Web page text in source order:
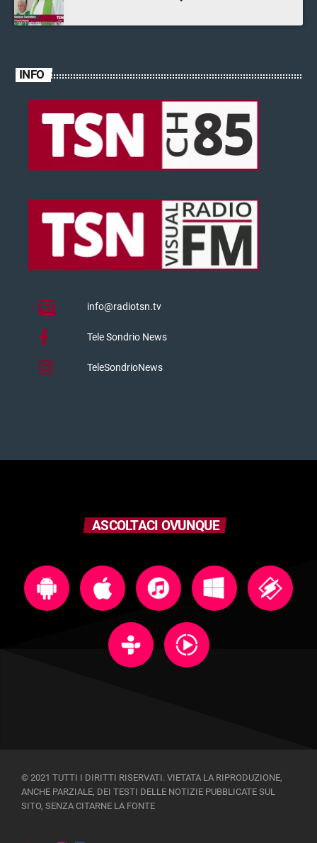
INFO
info@radiotsn.tv
Tele Sondrio News
TeleSondrioNews
ASCOLTACI OVUNQUE
© 2021 TUTTI I DIRITTI RISERVATI. VIETATA LA RIPRODUZIONE,
ANCHE PARZIALE, DEI TESTI DELLE NOTIZIE PUBBLICATE SUL
SITO, SENZA CITARNE LA FONTE